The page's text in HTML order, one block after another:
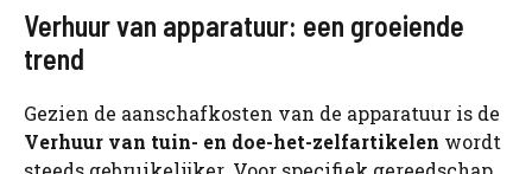
Verhuur van apparatuur: een groeiende
trend
Gezien de aanschafkosten van de apparatuur is de
Verhuur van tuin- en doe-het-zelfartikelen wordt